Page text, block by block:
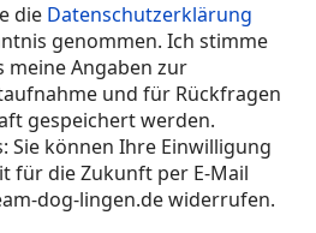
die Datenschutzerklärung
genommen. Ich stimme
meine Angaben zur
und für Rückfragen
gespeichert werden.
Sie können Ihre Einwilligung
für die Zukunft per E-Mail
dog-lingen.de widerrufen.